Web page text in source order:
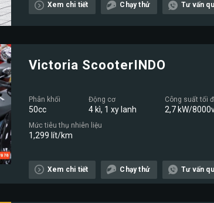
Xem chi tiết Chạy thử Tư vấn
Victoria ScooterINDO
Phân khối
50cc
Động cơ
4 kì, 1 xy lanh
Công suất tối
2,7 kW/
Mức tiêu thụ nhiên liệu
1,299 lít/km
Xem chi tiết Chạy thử Tư vấn